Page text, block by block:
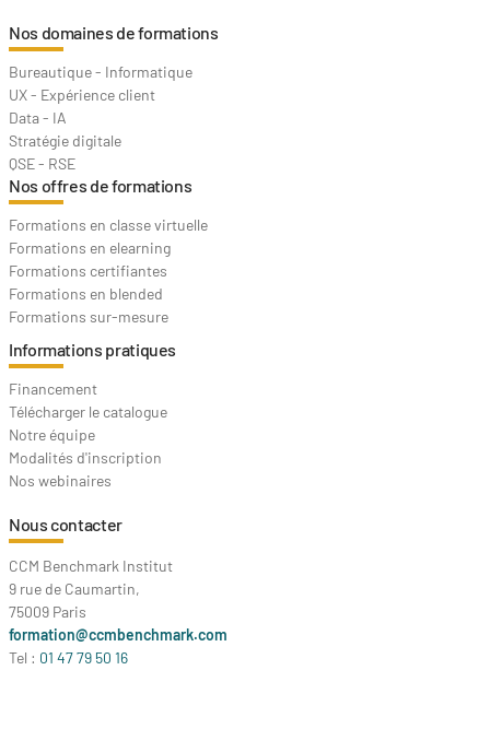
Nos domaines de formations
Bureautique - Informatique
UX - Expérience client
Data - IA
Stratégie digitale
QSE - RSE
Nos offres de formations
Formations en classe virtuelle
Formations en elearning
Formations certifiantes
Formations en blended
Formations sur-mesure
Informations pratiques
Financement
Télécharger le catalogue
Notre équipe
Modalités d'inscription
Nos webinaires
Nous contacter
CCM Benchmark Institut
9 rue de Caumartin,
75009 Paris
formation@ccmbenchmark.com
Tel : 01 47 79 50 16